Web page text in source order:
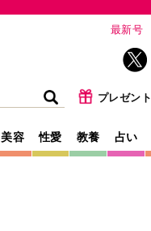
最新号
プレゼント
美容 性愛 教養 占い